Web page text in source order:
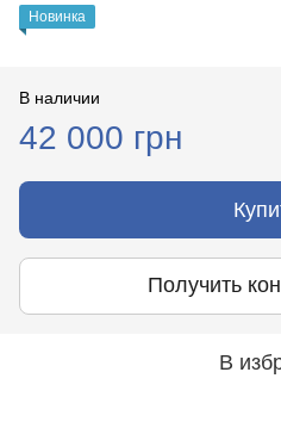
Новинка
В наличии
42 000 грн
Получить
В